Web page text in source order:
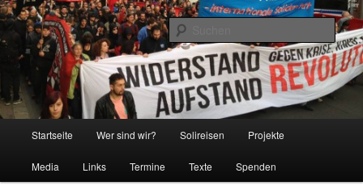
Zum
primären
Inhalt
springenone struggle one fight
Gegen Spardiktate und Nationalismus – Solidaritätsreisen nach
Griechenland
Startseite Wer sind wir? Solireisen Projekte
Media Links Termine Texte Spenden